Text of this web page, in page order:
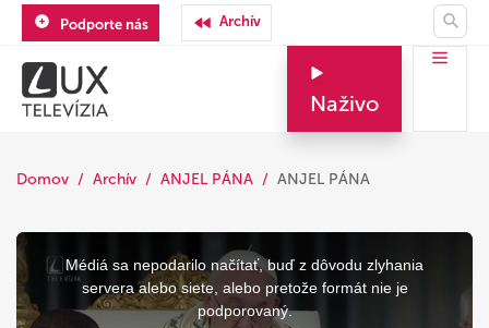
Podporte nás Archív
Naživo
Domov Archív ANJEL PÁNA ANJEL PÁNA
This
is
modal
window.
Médiá sa nepodarilo načítať, buď z dôvodu zlyhania
servera alebo siete, alebo pretože formát nie je
podporovaný.